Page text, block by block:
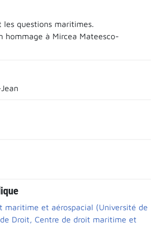
les questions maritimes.
hommage à Mircea Mateesco-
maritime et aérospacial (Université de
Droit, Centre de droit maritime et